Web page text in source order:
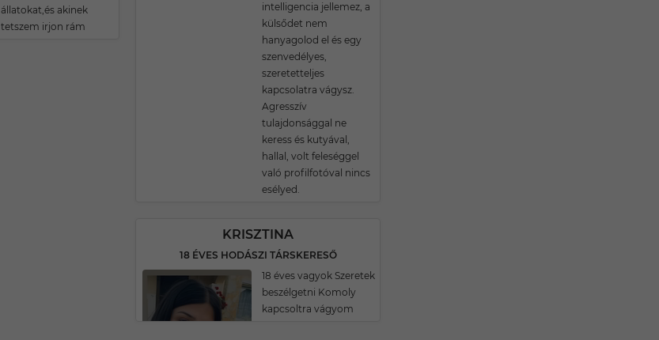
állatokat,és akinek
tetszem irjon rám
intelligencia jellemez, a
külsődet nem
hanyagolod el és egy
szenvedélyes,
szeretetteljes
kapcsolatra vágysz.
Agresszív
tulajdonsággal ne
keress és kutyával,
hallal, volt feleséggel
való profilfotóval nincs
esélyed.
KRISZTINA
18 ÉVES HODÁSZI TÁRSKERESŐ
18 éves vagyok Szeretek
beszélgetni Komoly
kapcsoltra vágyom